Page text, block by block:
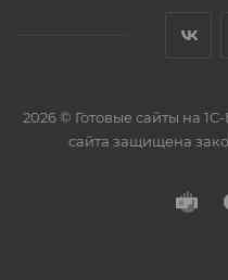
2026 © Готовые сайты на
сайта защищена